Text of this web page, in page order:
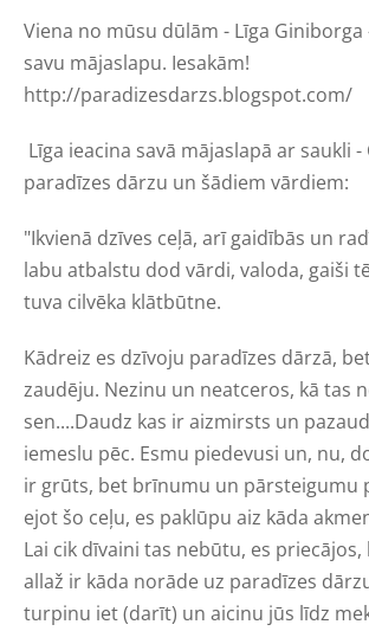
Viena no mūsu dūlām - Līga Giniborga
savu mājaslapu. Iesakām!
http://paradizesdarzs.blogspot.com/
Līga ieacina savā mājaslapā ar saukli -
paradīzes dārzu un šādiem vārdiem:
"Ikvienā dzīves ceļā, arī gaidībās un
labu atbalstu dod vārdi, valoda, gaiši
tuva cilvēka klātbūtne.
Kādreiz es dzīvoju paradīzes dārzā,
zaudēju. Nezinu un neatceros, kā tas
sen....Daudz kas ir aizmirsts un
iemeslu pēc. Esmu piedevusi un, nu,
ir grūts, bet brīnumu un pārsteigumu
ejot šo ceļu, es paklūpu aiz kāda
Lai cik dīvaini tas nebūtu, es priecājos,
allaž ir kāda norāde uz paradīzes
turpinu iet (darīt) un aicinu jūs līdz